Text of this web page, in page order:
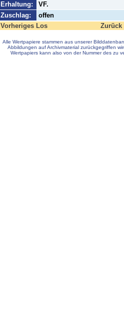
Erhaltung:
VF.
Zuschlag:
offen
Vorheriges Los
Zurück
Alle Wertpapiere stammen aus unserer
Abbildungen auf Archivmaterial zurückgegriffen
Wertpapiers kann also von der Nummer des zu